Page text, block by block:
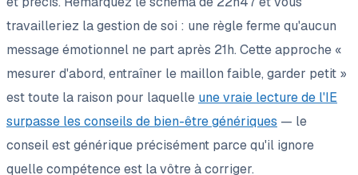
travailleriez la gestion de soi : une règle ferme qu'aucun
message émotionnel ne part après 21h. Cette approche «
mesurer d'abord, entraîner le maillon faible, garder petit »
est toute la raison pour laquelle une vraie lecture de l'IE
surpasse les conseils de bien-être génériques — le
conseil est générique précisément parce qu'il ignore
quelle compétence est la vôtre à corriger.